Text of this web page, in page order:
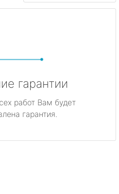
гарантии
работ Вам будет
гарантия.